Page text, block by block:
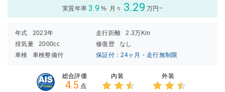
実質年率 3.9 % 月々 3.29 万円~
年式 2023年 走行距離
2.3万Km
排気量
2000cc 修復歴
なし
車検
車検整備付 保証付：24ヶ月・走行無制限
総合評価
4.5 点
内装 外装